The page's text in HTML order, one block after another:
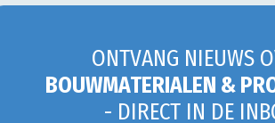
ONTVANG NIEUWS
BOUWMATERIALEN &
- DIRECT IN DE